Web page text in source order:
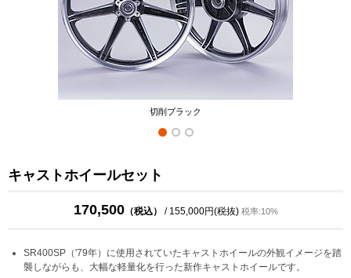
切削ブラック
キャストホイールセット
170,500（税込） / 155,000円(税抜) 税率:10%
SR400SP（'79年）に使用されていたキャストホイールの外観イメージを踏
襲しながらも、大幅な軽量化を行った新作キャストホイールです。